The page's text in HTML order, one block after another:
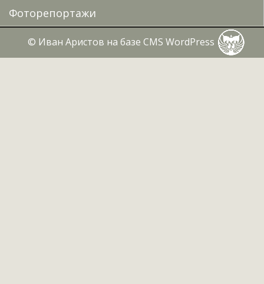
Фоторепортажи
© Иван Аристов на базе CMS WordPress